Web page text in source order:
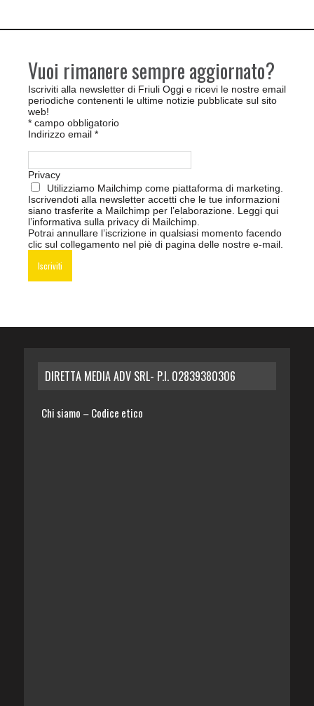
Vuoi rimanere sempre aggiornato?
Iscriviti alla newsletter di Friuli Oggi e ricevi le nostre email
periodiche contenenti le ultime notizie pubblicate sul sito
web!
* campo obbligatorio
Indirizzo email *
Privacy
Utilizziamo Mailchimp come piattaforma di marketing.
Iscrivendoti alla newsletter accetti che le tue informazioni
siano trasferite a Mailchimp per l’elaborazione. Leggi qui
l’informativa sulla privacy di Mailchimp
Potrai annullare l’iscrizione in qualsiasi momento facendo
clic sul collegamento nel piè di pagina delle nostre e-mail.
DIRETTA MEDIA ADV SRL- P.I. 02839380306
Chi siamo – Codice etico